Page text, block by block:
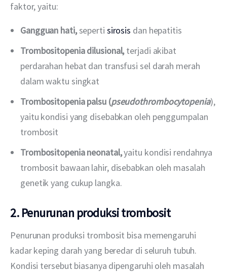
faktor, yaitu:
Gangguan hati,seperti sirosis dan hepatitis
Trombositopenia dilusional,terjadi akibat
perdarahan hebat dan transfusi sel darah merah
dalam waktu singkat
Trombositopenia palsu (pseudothrombocytopenia),
yaitu kondisi yang disebabkan oleh penggumpalan
trombosit
Trombositopenia neonatal,yaitu kondisi rendahnya
trombosit bawaan lahir, disebabkan oleh masalah
genetik yang cukup langka.
2. Penurunan produksi trombosit
Penurunan produksi trombosit bisa memengaruhi
kadar keping darah yang beredar di seluruh tubuh.
Kondisi tersebut biasanya dipengaruhi oleh masalah